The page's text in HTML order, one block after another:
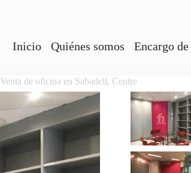
Inicio Quiénes somos Encargo
Venta de oficina en Sabadell, Centre